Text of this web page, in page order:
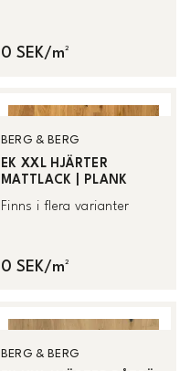
0 SEK/m²
BERG & BERG
EK XXL HJÄRTER
MATTLACK | PLANK
Finns i flera varianter
0 SEK/m²
BERG & BERG